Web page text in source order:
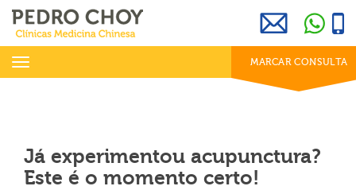
info@clinicaspedrochoy.com 969 800 001
dias úteis das 8h às 20h
Toggle
MARCAR CONSULTA
Já experimentou acupunctura?
Este é o momento certo!